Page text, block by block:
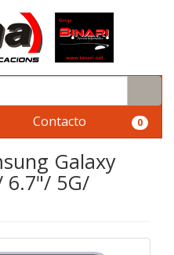
Contacto 0
Galaxy
6.7"/ 5G/